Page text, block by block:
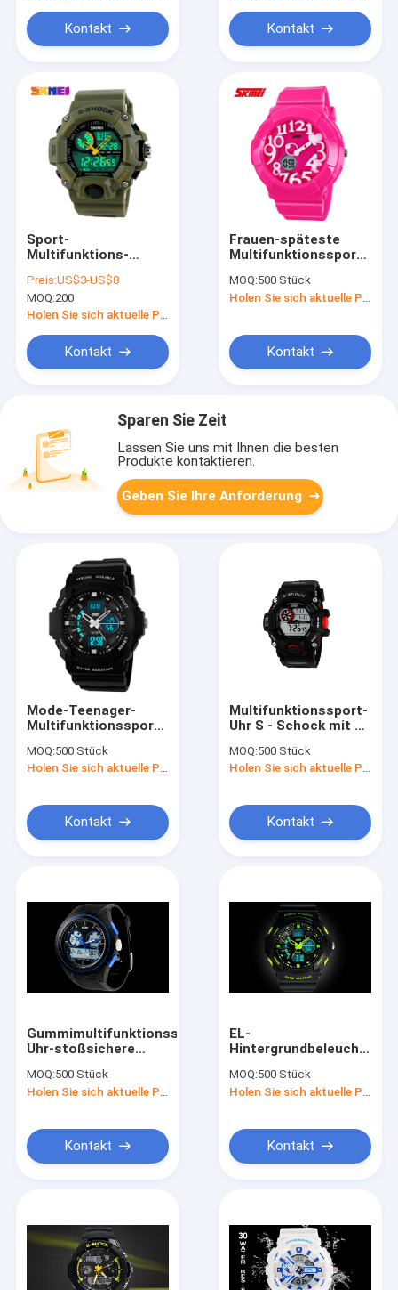
Produkte
Über uns
Kontakt Kontakt
Sport-
Multifunktions-
Hintergrundbeleuchtungs-
Doppelzeit-Zone
Japans Movt
Preis:US$3-US$8
MOQ:200
Holen Sie sich aktuelle Preis
Kontakt
Frauen-späteste
Multifunktionssport-
digitale Uhr
MOQ:500 Stück
Kontakt
Sparen Sie Zeit
Lassen Sie uns mit Ihnen die besten
Produkte kontaktieren.
Geben Sie Ihre Anforderung
Mode-Teenager-
Multifunktionssport-
analoge Uhren
MOQ:500 Stück
Holen Sie sich aktuelle Preis
Kontakt
Multifunktionssport-
Uhr S - Schock mit 5
Mann-Sport-Uhr
MOQ:500 Stück
Holen Sie sich aktuelle Preis
Kontakt
Gummimultifunktionssport-
Uhr-stoßsichere
Unisexuhr
MOQ:500 Stück
Kontakt
EL-
Multifunktionssport-
Uhr 5 ATM, Digitaluhr
MOQ:500 Stück
Kontakt